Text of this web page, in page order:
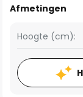
Afmetingen
Hoogte (cm):